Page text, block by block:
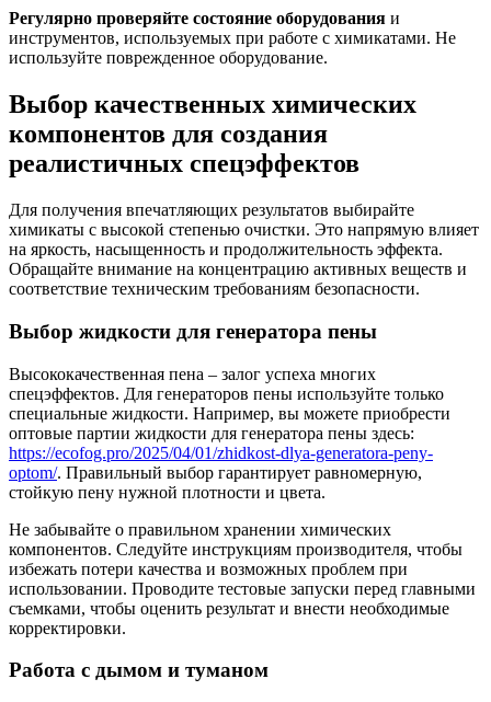
Регулярно проверяйте состояние оборудования и
инструментов, используемых при работе с химикатами. Не
используйте поврежденное оборудование.
Выбор качественных химических
компонентов для создания
реалистичных спецэффектов
Для получения впечатляющих результатов выбирайте
химикаты с высокой степенью очистки. Это напрямую влияет
на яркость, насыщенность и продолжительность эффекта.
Обращайте внимание на концентрацию активных веществ и
соответствие техническим требованиям безопасности.
Выбор жидкости для генератора пены
Высококачественная пена – залог успеха многих
спецэффектов. Для генераторов пены используйте только
специальные жидкости. Например, вы можете приобрести
оптовые партии жидкости для генератора пены здесь:
https://ecofog.pro/2025/04/01/zhidkost-dlya-generatora-peny-
optom/. Правильный выбор гарантирует равномерную,
стойкую пену нужной плотности и цвета.
Не забывайте о правильном хранении химических
компонентов. Следуйте инструкциям производителя, чтобы
избежать потери качества и возможных проблем при
использовании. Проводите тестовые запуски перед главными
съемками, чтобы оценить результат и внести необходимые
корректировки.
Работа с дымом и туманом